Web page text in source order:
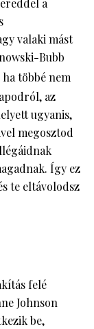
a
valaki mást
Bubb
többé nem
az
ugyanis,
megosztod
Így ez
te eltávolodsz
felé
Johnson
be,